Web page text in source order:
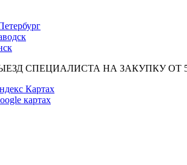
СПЕЦИАЛИСТА НА ЗАКУПКУ ОТ
Картах
картах